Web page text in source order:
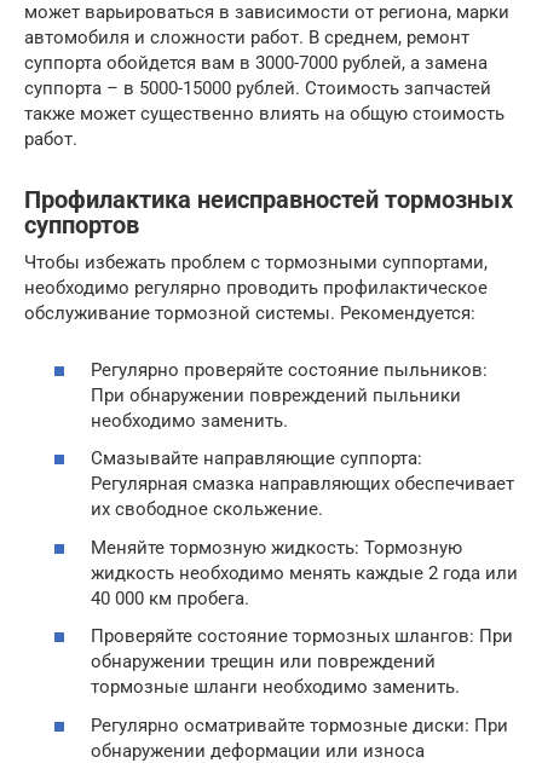
может варьироваться в зависимости от региона, марки
автомобиля и сложности работ. В среднем, ремонт
суппорта обойдется вам в 3000-7000 рублей, а замена
суппорта – в 5000-15000 рублей. Стоимость запчастей
также может существенно влиять на общую стоимость
работ.
Профилактика неисправностей тормозных
суппортов
Чтобы избежать проблем с тормозными суппортами,
необходимо регулярно проводить профилактическое
обслуживание тормозной системы. Рекомендуется:
Регулярно проверяйте состояние пыльников:
При обнаружении повреждений пыльники
необходимо заменить.
Смазывайте направляющие суппорта:
Регулярная смазка направляющих обеспечивает
их свободное скольжение.
Меняйте тормозную жидкость: Тормозную
жидкость необходимо менять каждые 2 года или
40 000 км пробега.
Проверяйте состояние тормозных шлангов: При
обнаружении трещин или повреждений
тормозные шланги необходимо заменить.
Регулярно осматривайте тормозные диски: При
обнаружении деформации или износа